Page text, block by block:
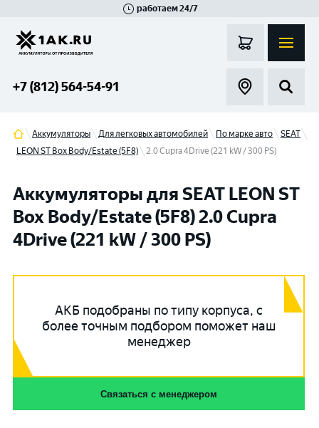
работаем 24/7
+7 (812) 564-54-91
Аккумуляторы Для легковых автомобилей По марке авто
SEAT
LEON ST Box Body/Estate (5F8)
2.0 Cupra 4Drive (221 kW / 300 PS)
Аккумуляторы для SEAT LEON ST
Box Body/Estate (5F8) 2.0 Cupra
4Drive (221 kW / 300 PS)
АКБ подобраны по типу корпуса, с
более точным подбором поможет наш
менеджер
Связаться с менеджером
Гатчина